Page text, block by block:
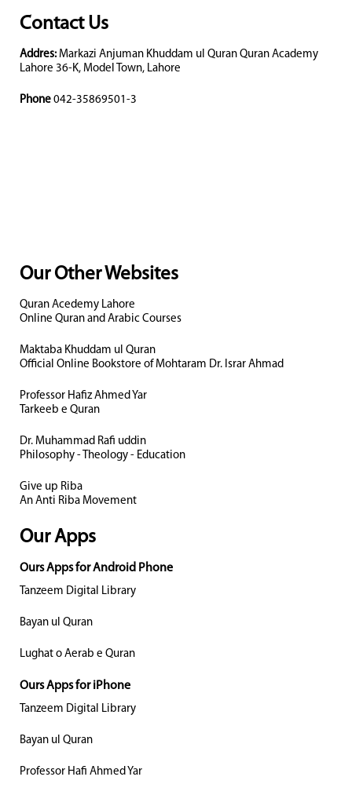
Contact Us
Addres: Markazi Anjuman Khuddam ul Quran Quran Academy
Lahore 36-K, Model Town, Lahore
Phone 042-35869501-3
Our Other Websites
Quran Acedemy Lahore
Online Quran and Arabic Courses
Maktaba Khuddam ul Quran
Official Online Bookstore of Mohtaram Dr. Israr Ahmad
Professor Hafiz Ahmed Yar
Tarkeeb e Quran
Dr. Muhammad Rafi uddin
Philosophy - Theology - Education
Give up Riba
An Anti Riba Movement
Our Apps
Ours Apps for Android Phone
Tanzeem Digital Library
Bayan ul Quran
Lughat o Aerab e Quran
Ours Apps for iPhone
Tanzeem Digital Library
Bayan ul Quran
Professor Hafi Ahmed Yar